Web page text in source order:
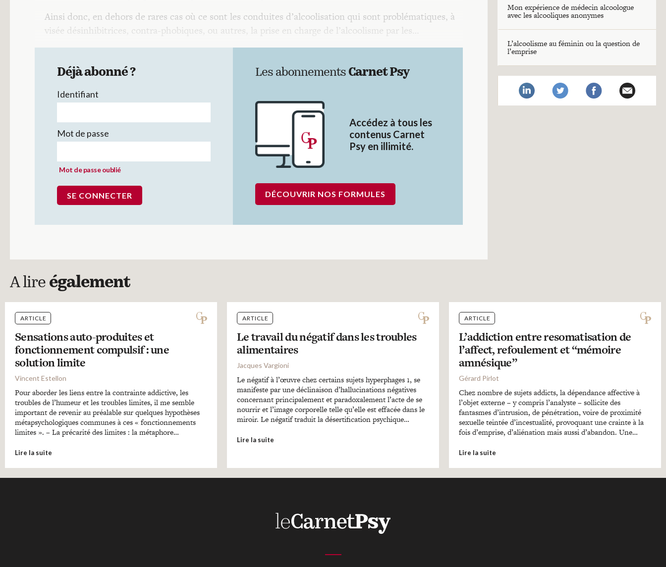
Ainsi donc, en dehors de rares cas où ce sont les conduites d’alcoolisation qui sont problématiques, à
visée désinhibitrices, contra-phobiques, ou autres, la prise en charge de l’alcoolisme par les…
Déjà abonné ?
Identifiant
Mot de passe
Mot de passe oublié
Les abonnements Carnet Psy
Accédez à tous les
contenus Carnet
Psy en illimité.
DÉCOUVRIR NOS FORMULES
Mon expérience de médecin alcoologue
avec les alcooliques anonymes
L’alcoolisme au féminin ou la question de
l’emprise
A lire également
ARTICLE
Sensations auto-produites et
fonctionnement compulsif : une
solution limite
Vincent Estellon
Pour aborder les liens entre la contrainte addictive, les
troubles de l’humeur et les troubles limites, il me semble
important de revenir au préalable sur quelques hypothèses
métapsychologiques communes à ces « fonctionnements
limites ». – La précarité des limites : la métaphore…
Lire la suite
ARTICLE
Le travail du négatif dans les troubles
alimentaires
Jacques Vargioni
Le négatif à l’œuvre chez certains sujets hyperphages 1, se
manifeste par une déclinaison d’hallucinations négatives
concernant principalement et paradoxalement l’acte de se
nourrir et l’image corporelle telle qu’elle est effacée dans le
miroir. Le négatif traduit la désertification psychique…
Lire la suite
ARTICLE
L’addiction entre resomatisation de
l’affect, refoulement et “mémoire
amnésique”
Gérard Pirlot
Chez nombre de sujets addicts, la dépendance affective à
l’objet externe – y compris l’analyste – sollicite des
fantasmes d’intrusion, de pénétration, voire de proximité
sexuelle teintée d’incestualité, provoquant une crainte à la
fois d’emprise, d’aliénation mais aussi d’abandon. Une…
Lire la suite